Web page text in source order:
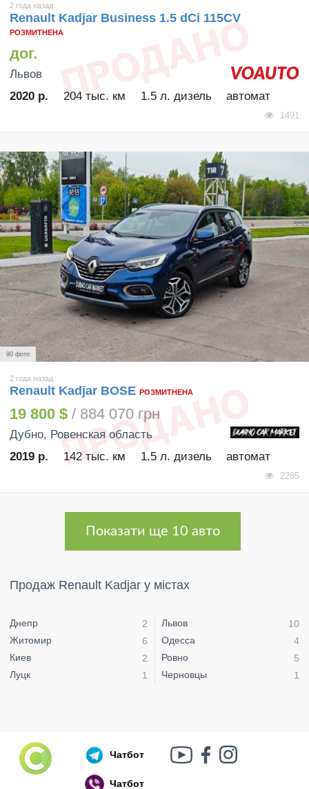
2 года назад
Renault Kadjar Business 1.5 dCi 115CV
РОЗМИТНЕНА
дог.
Львов
2020 р.
204 тыс. км 1.5 л. дизель автомат
1491
90 фото
2 года назад
Renault Kadjar BOSE РОЗМИТНЕНА
19 800 $ / 884 070 грн
Дубно, Ровенская область
2019 р.
142 тыс. км 1.5 л. дизель автомат
2285
Показати ще 10 авто
Продаж Renault Kadjar у містах
Днепр
2
Житомир
6
Киев
2
Луцк
1
Львов
10
Одесса
4
Ровно
5
Черновцы
1
Чатбот
Чатбот